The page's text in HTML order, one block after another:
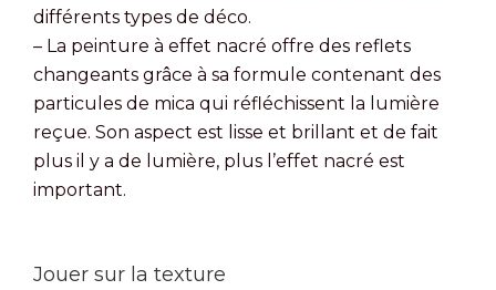
différents types de déco.
– La peinture à effet nacré offre des reflets
changeants grâce à sa formule contenant des
particules de mica qui réfléchissent la lumière
reçue. Son aspect est lisse et brillant et de fait
plus il y a de lumière, plus l’effet nacré est
important.
Jouer sur la texture